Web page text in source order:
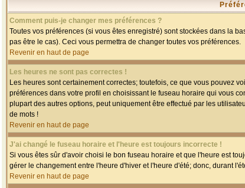
Comment puis-je changer mes préférences ?
Toutes vos préférences (si vous êtes enregistré) sont stockées dans la
pas être le cas). Ceci vous permettra de changer toutes vos préférences.
Revenir en haut de page
Les heures ne sont pas correctes !
Les heures sont certainement correctes; toutefois, ce que vous pouvez
préférences dans votre profil en choisissant le fuseau horaire qui vous
plupart des autres options, peut uniquement être effectué par les
de mots !
Revenir en haut de page
J'ai changé le fuseau horaire et l'heure est toujours incorrecte !
Si vous êtes sûr d'avoir choisi le bon fuseau horaire et que l'heure est
gérer le changement entre l'heure d'hiver et l'heure d'été; donc, durant
Revenir en haut de page